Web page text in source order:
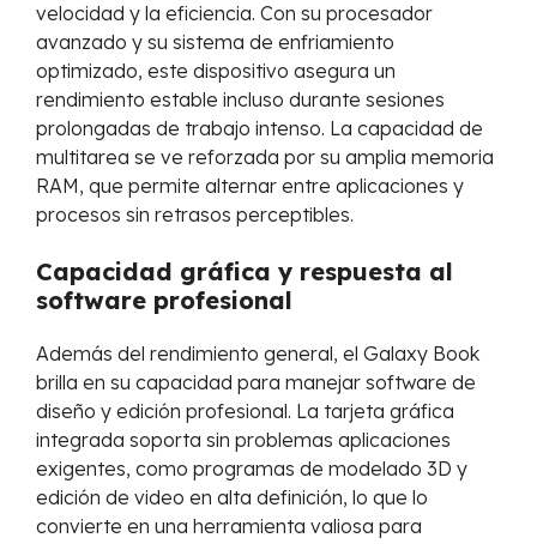
velocidad y la eficiencia. Con su procesador
avanzado y su sistema de enfriamiento
optimizado, este dispositivo asegura un
rendimiento estable incluso durante sesiones
prolongadas de trabajo intenso. La capacidad de
multitarea se ve reforzada por su amplia memoria
RAM, que permite alternar entre aplicaciones y
procesos sin retrasos perceptibles.
Capacidad gráfica y respuesta al
software profesional
Además del rendimiento general, el Galaxy Book
brilla en su capacidad para manejar software de
diseño y edición profesional. La tarjeta gráfica
integrada soporta sin problemas aplicaciones
exigentes, como programas de modelado 3D y
edición de video en alta definición, lo que lo
convierte en una herramienta valiosa para